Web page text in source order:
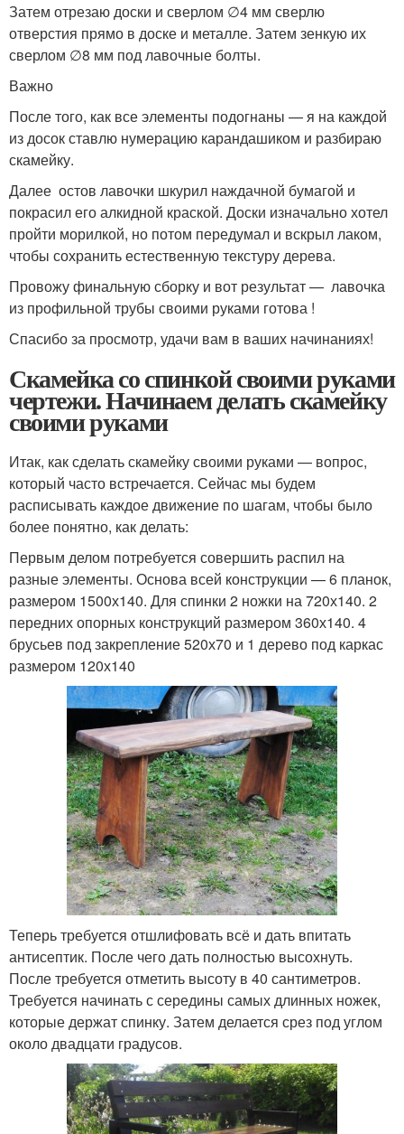
Затем отрезаю доски и сверлом ∅4 мм сверлю
отверстия прямо в доске и металле. Затем зенкую их
сверлом ∅8 мм под лавочные болты.
Важно
После того, как все элементы подогнаны — я на каждой
из досок ставлю нумерацию карандашиком и разбираю
скамейку.
Далее остов лавочки шкурил наждачной бумагой и
покрасил его алкидной краской. Доски изначально хотел
пройти морилкой, но потом передумал и вскрыл лаком,
чтобы сохранить естественную текстуру дерева.
Провожу финальную сборку и вот результат — лавочка
из профильной трубы своими руками готова !
Спасибо за просмотр, удачи вам в ваших начинаниях!
Скамейка со спинкой своими руками
чертежи. Начинаем делать скамейку
своими руками
Итак, как сделать скамейку своими руками — вопрос,
который часто встречается. Сейчас мы будем
расписывать каждое движение по шагам, чтобы было
более понятно, как делать:
Первым делом потребуется совершить распил на
разные элементы. Основа всей конструкции — 6 планок,
размером 1500х140. Для спинки 2 ножки на 720х140. 2
передних опорных конструкций размером 360х140. 4
брусьев под закрепление 520х70 и 1 дерево под каркас
размером 120х140
Теперь требуется отшлифовать всё и дать впитать
антисептик. После чего дать полностью высохнуть.
После требуется отметить высоту в 40 сантиметров.
Требуется начинать с середины самых длинных ножек,
которые держат спинку. Затем делается срез под углом
около двадцати градусов.